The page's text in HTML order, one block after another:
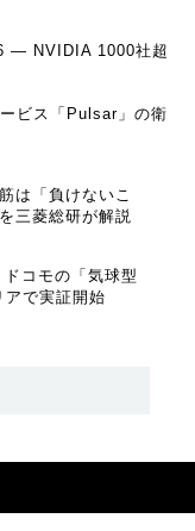
― NVIDIA 1000社超
ビス「Pulsar」の衛
は「負けないこ
三菱総研が解説
コモの「気球型
で実証開始